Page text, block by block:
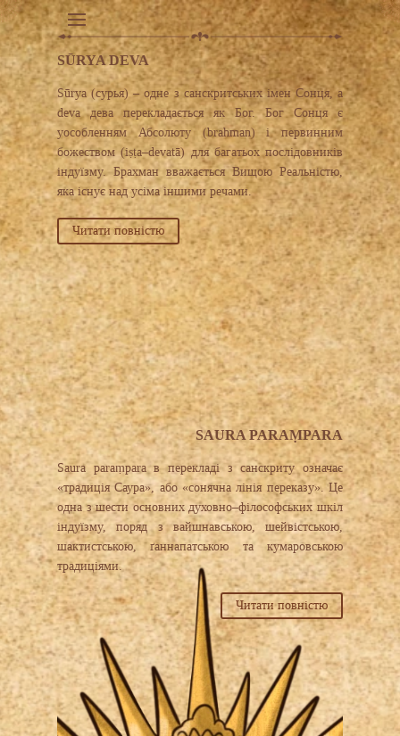
SŪRYA DEVA
Sūrya (сурья) – одне з санскритських імен Сонця, а
deva дева перекладається як Бог. Бог Сонця є
уособленням Абсолюту (brahman) і первинним
божеством (iṣṭa–devatā) для багатьох послідовників
індуїзму. Брахман вважається Вищою Реальністю,
яка існує над усіма іншими речами.
Читати повністю
SAURA PARAṂPARA
Saura paraṃpara в перекладі з санскриту означає
«традиція Саура», або «сонячна лінія переказу». Це
одна з шести основних духовно–філософських шкіл
індуїзму, поряд з вайшнавською, шейвістською,
шактистською, ґаннапатською та кумаровською
традиціями.
Читати повністю